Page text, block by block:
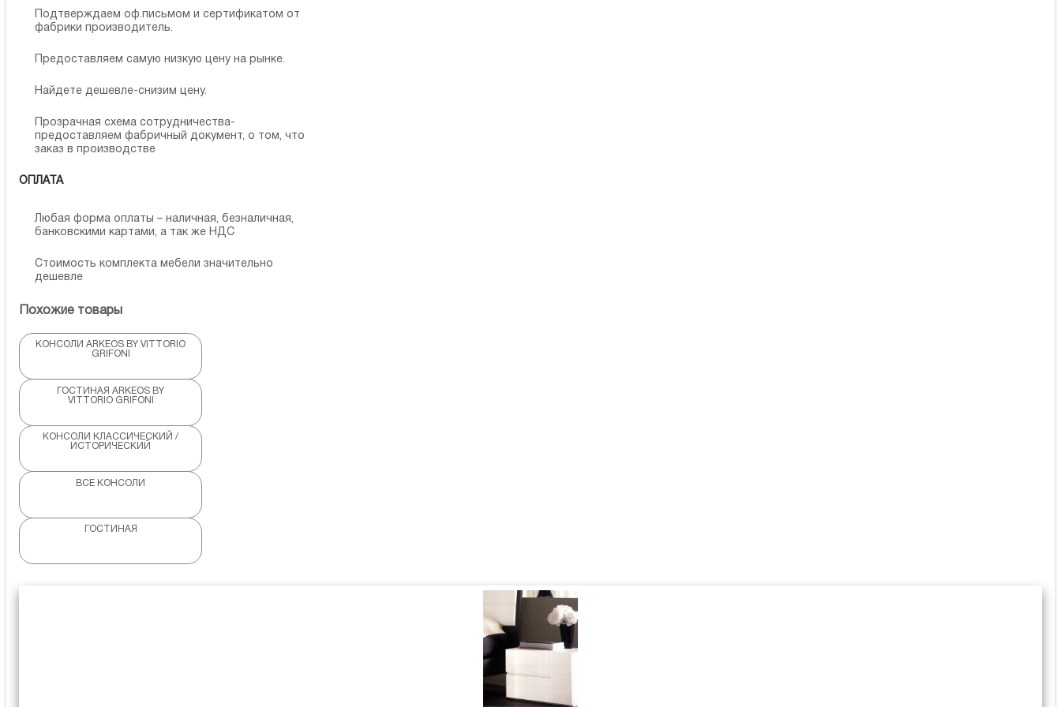
Подтверждаем оф.письмом и сертификатом от
фабрики производитель.
Предоставляем самую низкую цену на рынке.
Найдете дешевле-снизим цену.
Прозрачная схема сотрудничества-
предоставляем фабричный документ, о том, что
заказ в производстве
ОПЛАТА
Любая форма оплаты – наличная, безналичная,
банковскими картами, а так же НДС
Стоимость комплекта мебели значительно
дешевле
Похожие товары
КОНСОЛИ ARKEOS BY VITTORIO
GRIFONI
ГОСТИНАЯ ARKEOS BY
VITTORIO GRIFONI
КОНСОЛИ КЛАССИЧЕСКИЙ /
ИСТОРИЧЕСКИЙ
ВСЕ КОНСОЛИ
ГОСТИНАЯ